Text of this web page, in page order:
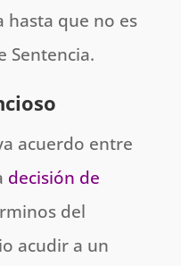
que no es
Sentencia.
acuerdo entre
decisión de
del
acudir a un